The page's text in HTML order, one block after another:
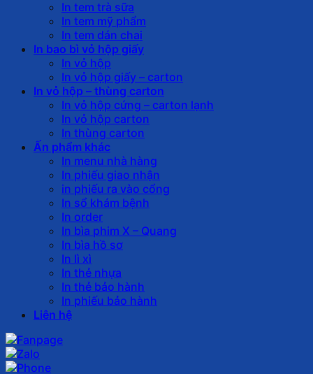
In tem trà sữa
In tem mỹ phẩm
In tem dán chai
In bao bì vỏ hộp giấy
In vỏ hộp
In vỏ hộp giấy – carton
In vỏ hộp – thùng carton
In vỏ hộp cứng – carton lạnh
In vỏ hộp carton
In thùng carton
Ấn phẩm khác
In menu nhà hàng
In phiếu giao nhận
in phiếu ra vào cổng
In sổ khám bệnh
In order
In bìa phim X – Quang
In bìa hồ sơ
In lì xì
In thẻ nhựa
In thẻ bảo hành
In phiếu bảo hành
Liên hệ